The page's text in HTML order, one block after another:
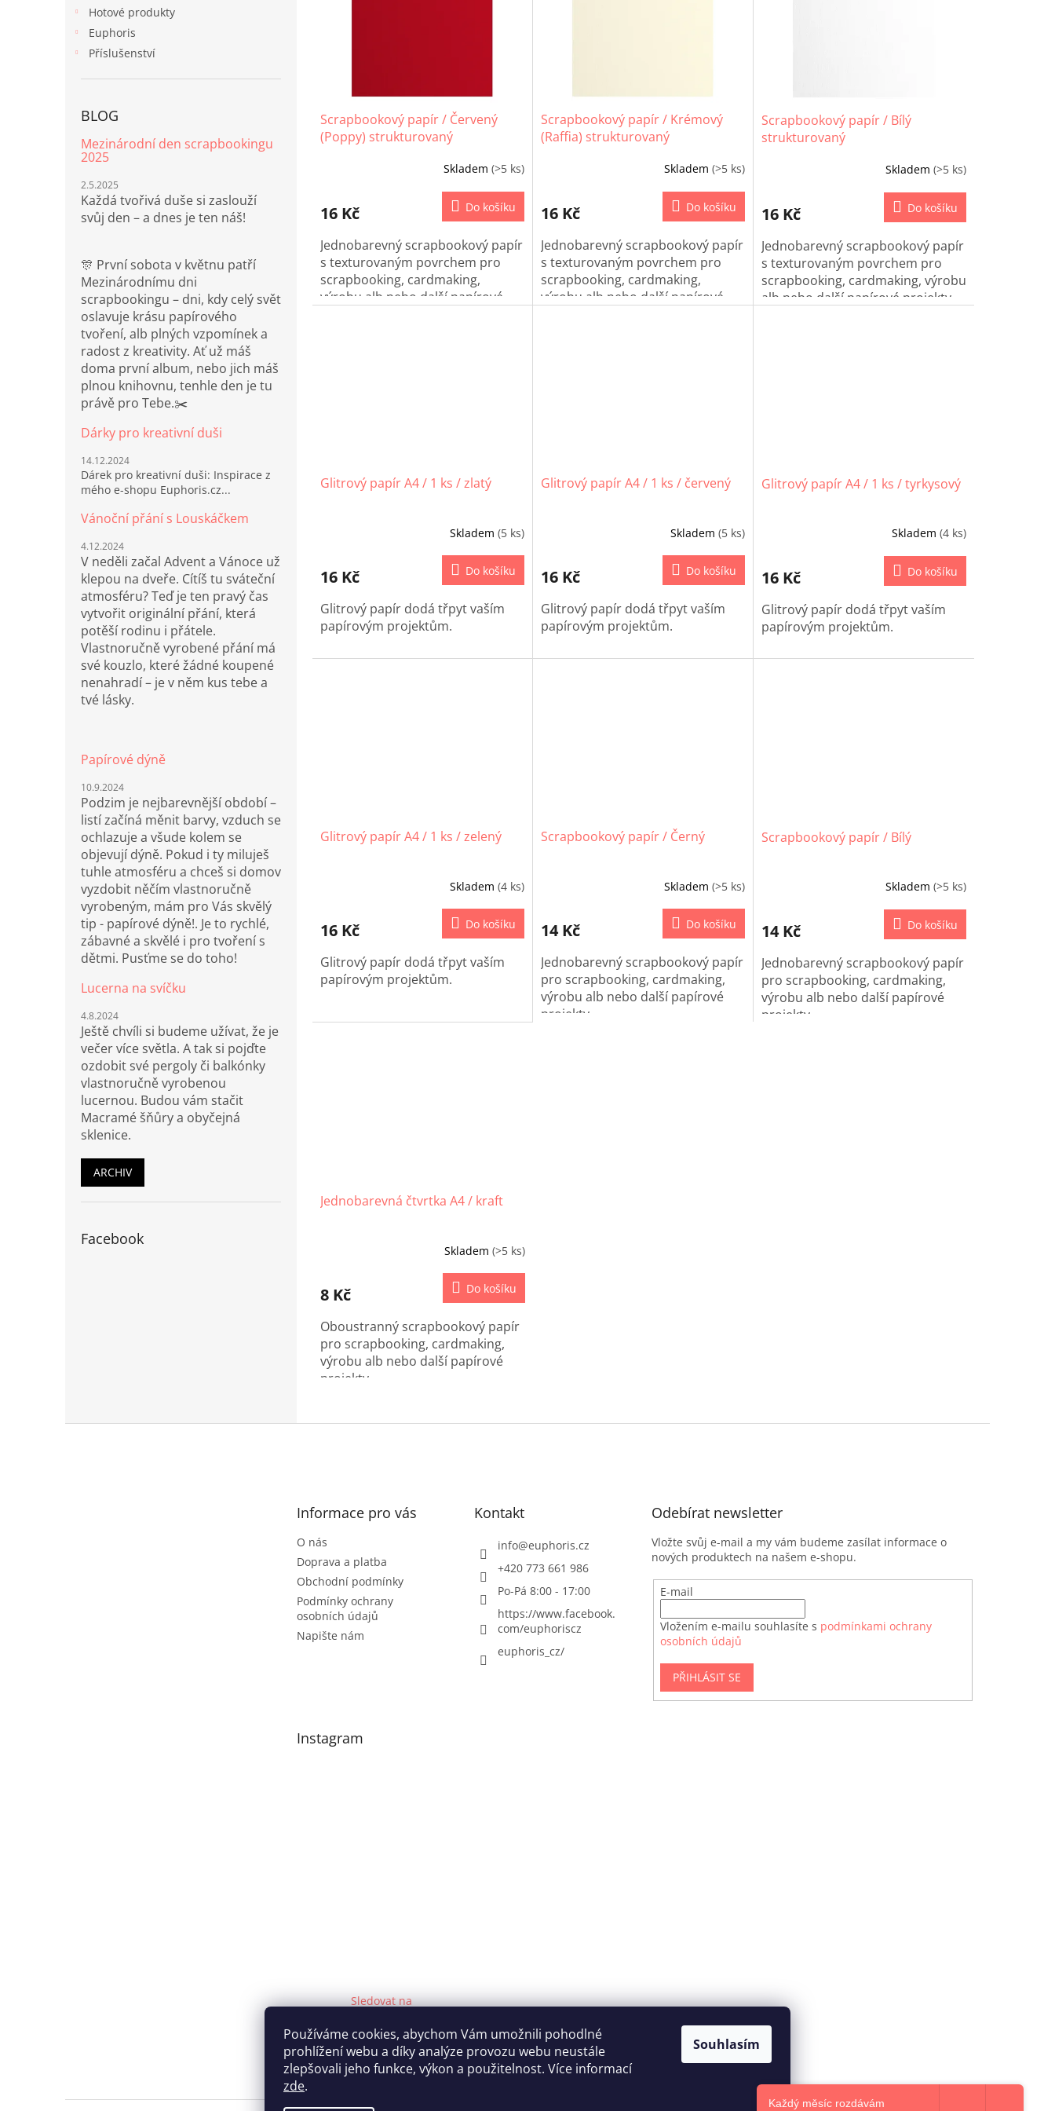
Používáme cookies, abychom Vám umožnili pohodlné
prohlížení webu a díky analýze provozu webu neustále
zlepšovali jeho funkce, výkon a použitelnost. Více informací
zde.
Souhlasím
Hotové produkty
Euphoris
Příslušenství
BLOG
Mezinárodní den scrapbookingu
2025
2.5.2025
Každá tvořivá duše si zaslouží
svůj den – a dnes je ten náš!
🎊 První sobota v květnu patří
Mezinárodnímu dni
scrapbookingu – dni, kdy celý svět
oslavuje krásu papírového
tvoření, alb plných vzpomínek a
radost z kreativity. Ať už máš
doma první album, nebo jich máš
plnou knihovnu, tenhle den je tu
právě pro Tebe.✂️
Dárky pro kreativní duši
14.12.2024
Dárek pro kreativní duši: Inspirace z
mého e-shopu Euphoris.cz...
Vánoční přání s Louskáčkem
4.12.2024
V neděli začal Advent a Vánoce už
klepou na dveře. Cítíš tu sváteční
atmosféru? Teď je ten pravý čas
vytvořit originální přání, která
potěší rodinu i přátele.
Vlastnoručně vyrobené přání má
své kouzlo, které žádné koupené
nenahradí – je v něm kus tebe a
tvé lásky.
Papírové dýně
10.9.2024
Podzim je nejbarevnější období –
listí začíná měnit barvy, vzduch se
ochlazuje a všude kolem se
objevují dýně. Pokud i ty miluješ
tuhle atmosféru a chceš si domov
vyzdobit něčím vlastnoručně
vyrobeným, mám pro Vás skvělý
tip - papírové dýně!. Je to rychlé,
zábavné a skvělé i pro tvoření s
dětmi. Pusťme se do toho!
Lucerna na svíčku
4.8.2024
Ještě chvíli si budeme užívat, že je
večer více světla. A tak si pojďte
ozdobit své pergoly či balkónky
vlastnoručně vyrobenou
lucernou. Budou vám stačit
Macramé šňůry a obyčejná
sklenice.
ARCHIV
Facebook
Scrapbookový papír / Červený
(Poppy) strukturovaný
Skladem (>5 ks)
16 Kč Do košíku
Jednobarevný scrapbookový papír
s texturovaným povrchem pro
scrapbooking, cardmaking,
výrobu alb nebo další papírové
Scrapbookový papír / Krémový
(Raffia) strukturovaný
Skladem (>5 ks)
16 Kč Do košíku
Jednobarevný scrapbookový papír
s texturovaným povrchem pro
scrapbooking, cardmaking,
výrobu alb nebo další papírové
Scrapbookový papír / Bílý
strukturovaný
Skladem (>5 ks)
16 Kč Do košíku
Jednobarevný scrapbookový papír
s texturovaným povrchem pro
scrapbooking, cardmaking, výrobu
alb nebo další papírové projekty.
Glitrový papír A4 / 1 ks / zlatý
Skladem (5 ks)
16 Kč Do košíku
Glitrový papír dodá třpyt vaším
papírovým projektům.
Glitrový papír A4 / 1 ks / červený
Skladem (5 ks)
16 Kč Do košíku
Glitrový papír dodá třpyt vaším
papírovým projektům.
Glitrový papír A4 / 1 ks / tyrkysový
Skladem (4 ks)
16 Kč Do košíku
Glitrový papír dodá třpyt vaším
papírovým projektům.
Glitrový papír A4 / 1 ks / zelený
Skladem (4 ks)
16 Kč Do košíku
Glitrový papír dodá třpyt vaším
papírovým projektům.
Scrapbookový papír / Černý
Skladem (>5 ks)
14 Kč Do košíku
Jednobarevný scrapbookový papír
pro scrapbooking, cardmaking,
výrobu alb nebo další papírové
projekty.
Scrapbookový papír / Bílý
Skladem (>5 ks)
14 Kč Do košíku
Jednobarevný scrapbookový papír
pro scrapbooking, cardmaking,
výrobu alb nebo další papírové
projekty.
Jednobarevná čtvrtka A4 / kraft
Skladem (>5 ks)
8 Kč Do košíku
Oboustranný scrapbookový papír
pro scrapbooking, cardmaking,
výrobu alb nebo další papírové
projekty.
v
Informace pro vás
O nás
Doprava a platba
Obchodní podmínky
Podmínky ochrany
osobních údajů
Napište nám
Kontakt
info@euphoris.cz
+420 773 661 986
Po-Pá 8:00 - 17:00
https://www.facebook.
com/euphoriscz
euphoris_cz/
Odebírat newsletter
Vložte svůj e-mail a my vám budeme zasílat informace o
nových produktech na našem e-shopu.
E-mail
Vložením e-mailu souhlasíte s podmínkami ochrany
osobních údajů
PŘIHLÁSIT SE
Instagram
Sledovat na
Katka Hromasová Foto
Každý měsíc rozdávám